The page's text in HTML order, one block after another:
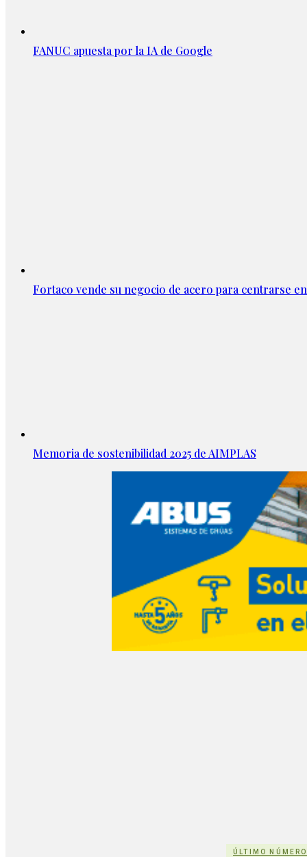
FANUC apuesta por la IA de Google
Fortaco vende su negocio de acero para centrarse
Memoria de sostenibilidad 2025 de AIMPLAS
ÚLTIMO NÚMERO